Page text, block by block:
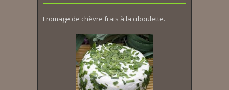
Fromage de chèvre frais à la ciboulette.